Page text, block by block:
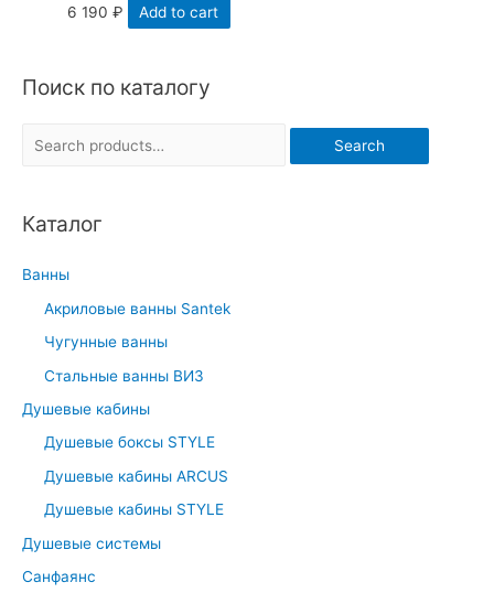
Поиск по каталогу
r
h
:
Search
Каталог
Ванны
Акриловые ванны Santek
Чугунные ванны
Стальные ванны ВИЗ
Душевые кабины
Душевые боксы STYLE
Душевые кабины ARCUS
Душевые кабины STYLE
Душевые системы
Санфаянс
6 190₽ Add to cart